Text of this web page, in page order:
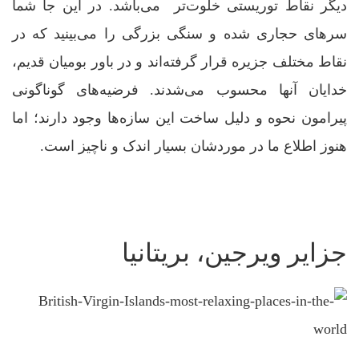
دیگر نقاط توریستی خلوت‌تر می‌باشد. در این جا شما
سرهای حجاری شده و سنگی بزرگی را می‌بینید که در
نقاط مختلف جزیره قرار گرفته‌اند و در باور بومیان قدیم،
خدایان آنها محسوب می‌شدند. فرضیه‌های گوناگونی
پیرامون نحوه و دلیل ساخت این سازه‌ها وجود دارند؛ اما
هنوز اطلاع ما در موردشان بسیار اندک و ناچیز است.
جزایر ویرجین، بریتانیا